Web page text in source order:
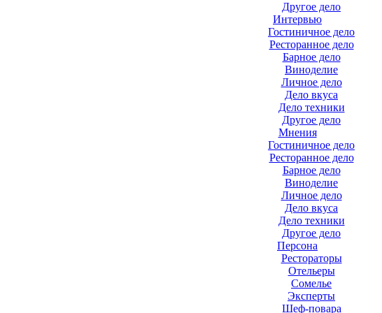
Другое дело
Интервью
Гостиничное дело
Ресторанное дело
Барное дело
Виноделие
Личное дело
Дело вкуса
Дело техники
Другое дело
Мнения
Гостиничное дело
Ресторанное дело
Барное дело
Виноделие
Личное дело
Дело вкуса
Дело техники
Другое дело
Персона
Рестораторы
Отельеры
Сомелье
Эксперты
Шеф-повара